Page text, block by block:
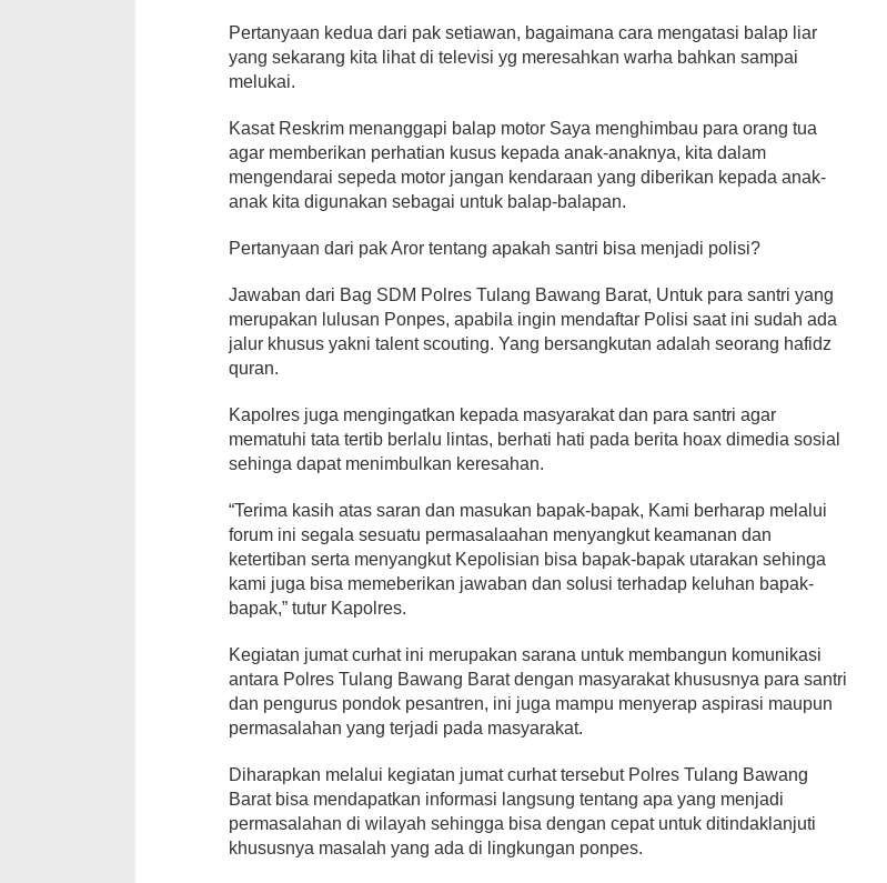
Pertanyaan kedua dari pak setiawan, bagaimana cara mengatasi balap liar
yang sekarang kita lihat di televisi yg meresahkan warha bahkan sampai
melukai.
Kasat Reskrim menanggapi balap motor Saya menghimbau para orang tua
agar memberikan perhatian kusus kepada anak-anaknya, kita dalam
mengendarai sepeda motor jangan kendaraan yang diberikan kepada anak-
anak kita digunakan sebagai untuk balap-balapan.
Pertanyaan dari pak Aror tentang apakah santri bisa menjadi polisi?
Jawaban dari Bag SDM Polres Tulang Bawang Barat, Untuk para santri yang
merupakan lulusan Ponpes, apabila ingin mendaftar Polisi saat ini sudah ada
jalur khusus yakni talent scouting. Yang bersangkutan adalah seorang hafidz
quran.
Kapolres juga mengingatkan kepada masyarakat dan para santri agar
mematuhi tata tertib berlalu lintas, berhati hati pada berita hoax dimedia sosial
sehinga dapat menimbulkan keresahan.
“Terima kasih atas saran dan masukan bapak-bapak, Kami berharap melalui
forum ini segala sesuatu permasalaahan menyangkut keamanan dan
ketertiban serta menyangkut Kepolisian bisa bapak-bapak utarakan sehinga
kami juga bisa memeberikan jawaban dan solusi terhadap keluhan bapak-
bapak,” tutur Kapolres.
Kegiatan jumat curhat ini merupakan sarana untuk membangun komunikasi
antara Polres Tulang Bawang Barat dengan masyarakat khususnya para santri
dan pengurus pondok pesantren, ini juga mampu menyerap aspirasi maupun
permasalahan yang terjadi pada masyarakat.
Diharapkan melalui kegiatan jumat curhat tersebut Polres Tulang Bawang
Barat bisa mendapatkan informasi langsung tentang apa yang menjadi
permasalahan di wilayah sehingga bisa dengan cepat untuk ditindaklanjuti
khususnya masalah yang ada di lingkungan ponpes.